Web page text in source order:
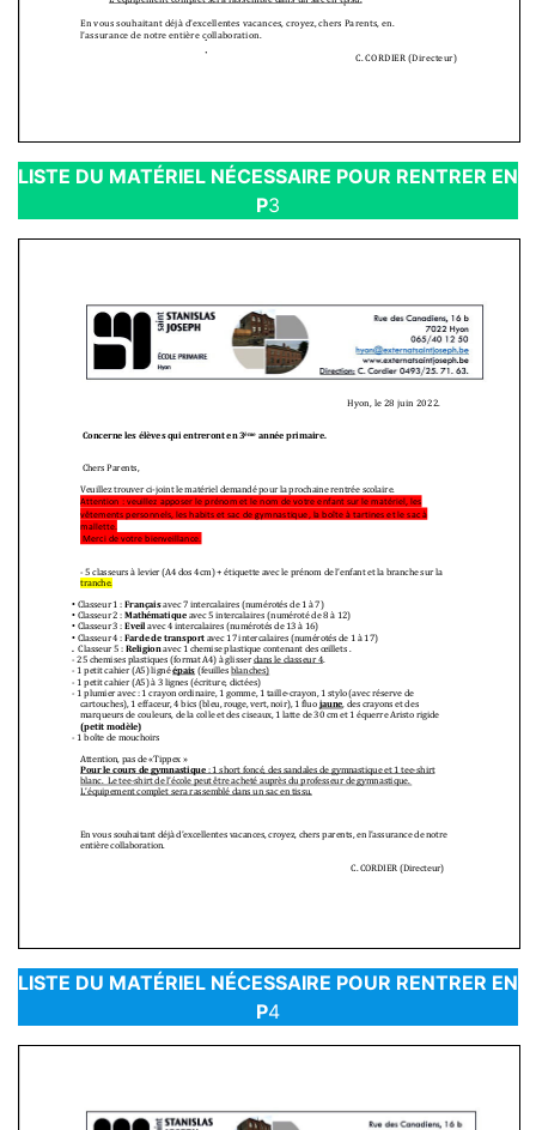
LISTE DU MATÉRIEL NÉCESSAIRE POUR RENTRER EN
P3
LISTE DU MATÉRIEL NÉCESSAIRE POUR RENTRER EN
P4